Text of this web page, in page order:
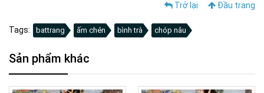
Trở lại Đầu trang
Tags: battrang ấm chén bình trà chóp nâu
Sản phẩm khác